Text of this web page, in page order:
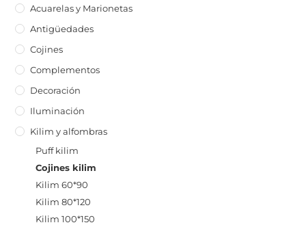
Acuarelas y Marionetas
Antigüedades
Cojines
Complementos
Decoración
Iluminación
Kilim y alfombras
Puff kilim
Cojines kilim
Kilim 60*90
Kilim 80*120
Kilim 100*150